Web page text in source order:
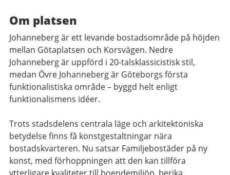
Om platsen
Johanneberg är ett levande bostadsområde på höjden
mellan Götaplatsen och Korsvägen. Nedre
Johanneberg är uppförd i 20-talsklassicistisk stil,
medan Övre Johanneberg är Göteborgs första
funktionalistiska område – byggd helt enligt
funktionalismens idéer.
Trots stadsdelens centrala läge och arkitektoniska
betydelse finns få konstgestaltningar nära
bostadskvarteren. Nu satsar Familjebostäder på ny
konst, med förhoppningen att den kan tillföra